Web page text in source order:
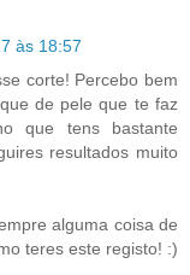
às 18:57
corte! Percebo bem
de pele que te faz
que tens bastante
resultados muito
alguma coisa de
teres este registo! :)